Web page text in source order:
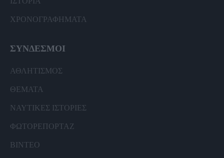
ΧΡΟΝΟΓΡΑΦΗΜΑΤΑ
ΣΥΝΔΕΣΜΟΙ
ΑΘΛΗΤΙΣΜΟΣ
ΘΕΜΑΤΑ
ΝΑΥΤΙΚΕΣ ΙΣΤΟΡΙΕΣ
ΦΩΤΟΡΕΠΟΡΤΑΖ
ΒΙΝΤΕΟ